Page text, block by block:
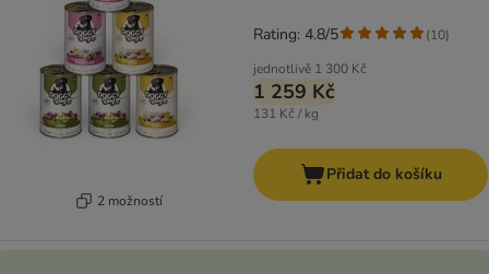
2 možností
jednotlivě 1 300 Kč
1 259 Kč
131 Kč / kg
Rating: 4.8/5 (10)
Přidat do košíku